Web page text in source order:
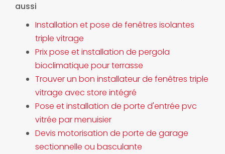
aussi
Installation et pose de fenêtres isolantes
triple vitrage
Prix pose et installation de pergola
bioclimatique pour terrasse
Trouver un bon installateur de fenêtres triple
vitrage avec store intégré
Pose et installation de porte d'entrée pvc
vitrée par menuisier
Devis motorisation de porte de garage
sectionnelle ou basculante